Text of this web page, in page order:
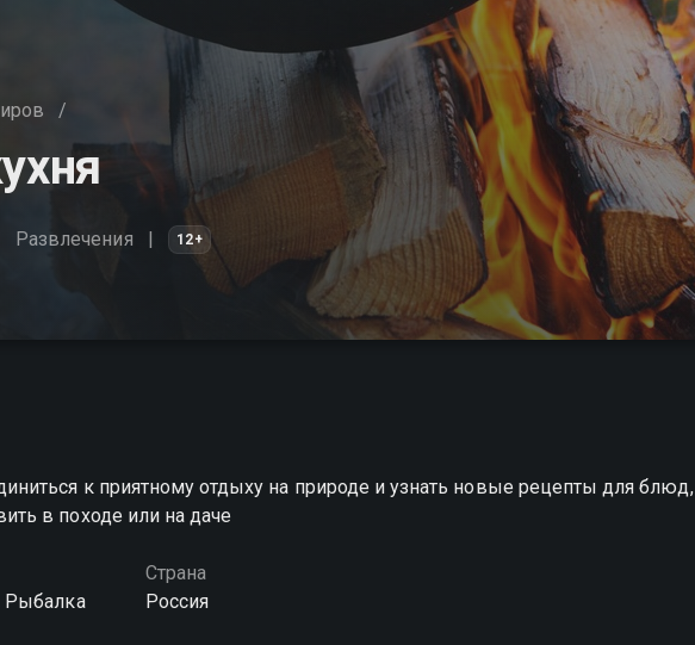
/
Развлечения 12+
к приятному отдыху на природе и узнать новые рецепты для блюд,
в походе или на даче
Рыбалка
Страна
Россия